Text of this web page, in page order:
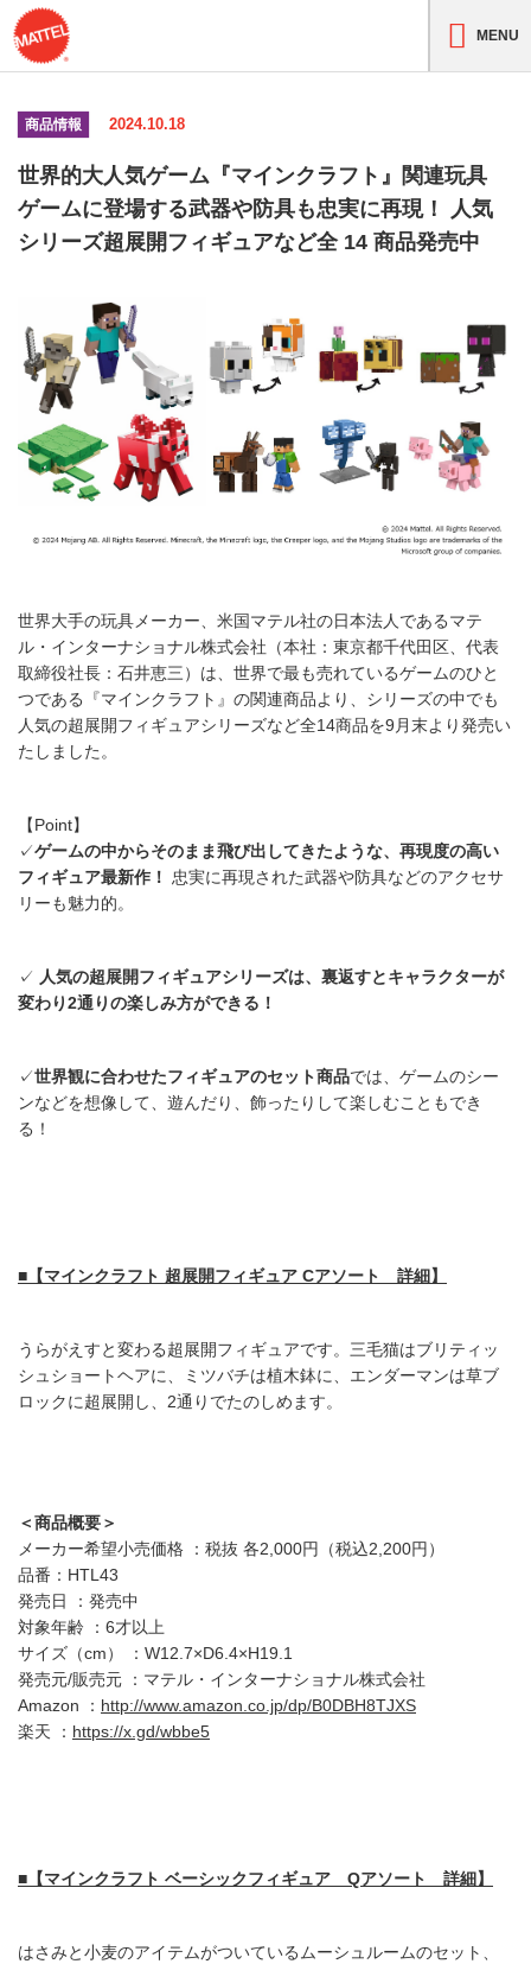
MENU
商品情報 2024.10.18
世界的大人気ゲーム『マインクラフト』関連玩具
ゲームに登場する武器や防具も忠実に再現！ 人気
シリーズ超展開フィギュアなど全 14 商品発売中
世界大手の玩具メーカー、米国マテル社の日本法人であるマテ
ル・インターナショナル株式会社（本社：東京都千代田区、代表
取締役社長：石井恵三）は、世界で最も売れているゲームのひと
つである『マインクラフト』の関連商品より、シリーズの中でも
人気の超展開フィギュアシリーズなど全14商品を9月末より発売い
たしました。
【Point】
✓ゲームの中からそのまま飛び出してきたような、再現度の高い
フィギュア最新作！ 忠実に再現された武器や防具などのアクセサ
リーも魅力的。
✓ 人気の超展開フィギュアシリーズは、裏返すとキャラクターが
変わり2通りの楽しみ方ができる！
✓世界観に合わせたフィギュアのセット商品では、ゲームのシー
ンなどを想像して、遊んだり、飾ったりして楽しむこともでき
る！
■【マインクラフト 超展開フィギュア Cアソート 詳細】
うらがえすと変わる超展開フィギュアです。三毛猫はブリティッ
シュショートヘアに、ミツバチは植木鉢に、エンダーマンは草ブ
ロックに超展開し、2通りでたのしめます。
＜商品概要＞
メーカー希望小売価格 ：税抜 各2,000円（税込2,200円）
品番：HTL43
発売日 ：発売中
対象年齢 ：6才以上
サイズ（cm） ：W12.7×D6.4×H19.1
発売元/販売元 ：マテル・インターナショナル株式会社
Amazon ： http://www.amazon.co.jp/dp/B0DBH8TJXS
楽天 ： https://x.gd/wbbe5
■【マインクラフト ベーシックフィギュア Qアソート 詳細】
はさみと小麦のアイテムがついているムーシュルームのセット、